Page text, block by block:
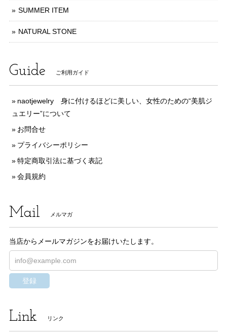
SUMMER ITEM
NATURAL STONE
Guide ご利用ガイド
naotjewelry 身に付けるほどに美しい、女性のための“美肌ジ
ュエリー”について
お問合せ
プライバシーポリシー
特定商取引法に基づく表記
会員規約
Mail メルマガ
当店からメールマガジンをお届けいたします。
登録
Link リンク